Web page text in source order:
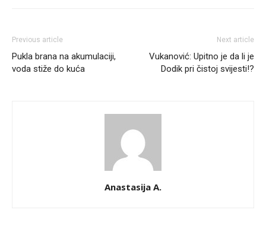
Previous article
Pukla brana na akumulaciji,
voda stiže do kuća
Next article
Vukanović: Upitno je da li je
Dodik pri čistoj svijesti!?
Anastasija A.